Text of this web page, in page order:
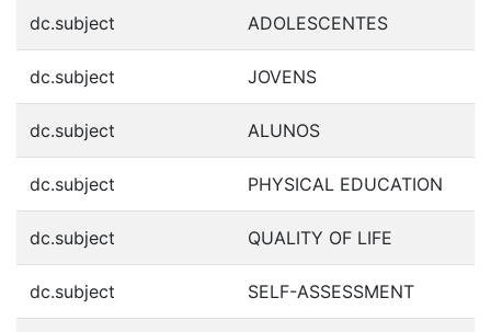
dc.subject ADOLESCENTES
dc.subject JOVENS
dc.subject ALUNOS
dc.subject PHYSICAL EDUCATION
dc.subject QUALITY OF LIFE
dc.subject SELF-ASSESSMENT